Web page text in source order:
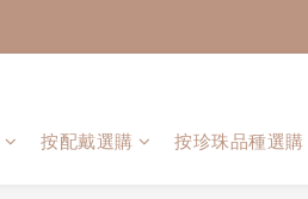
按配戴選購 按珍珠品種選購